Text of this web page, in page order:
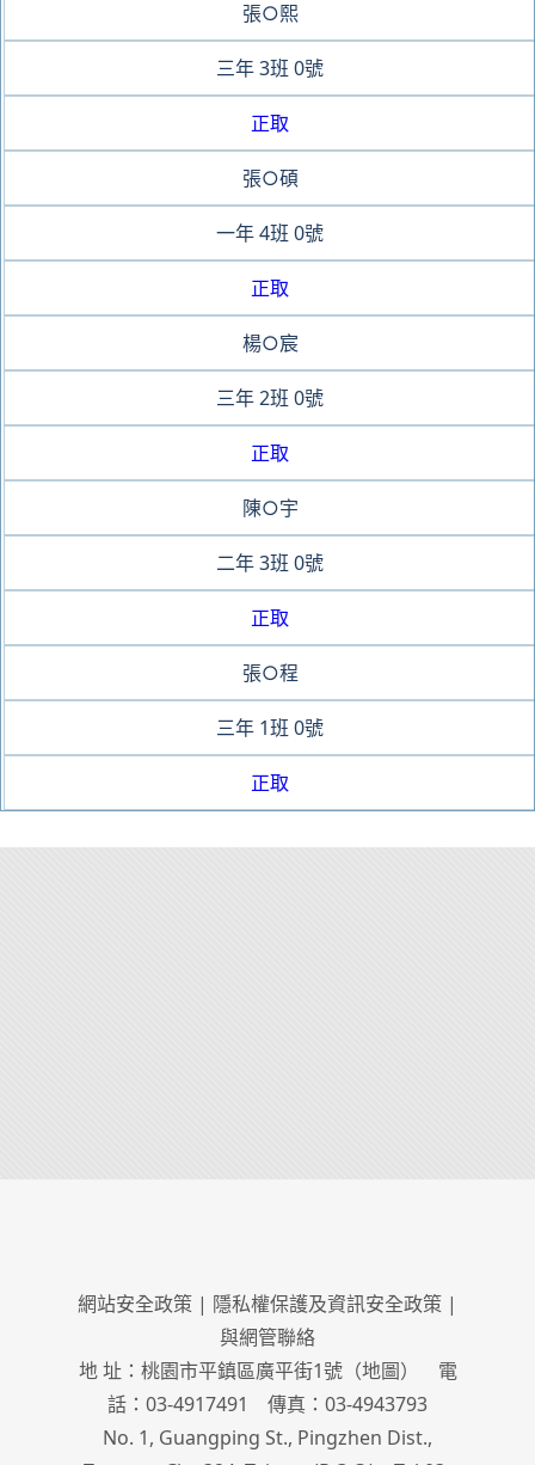
張○熙
三年3班 0號
正取
張○碩
一年4班 0號
正取
楊○宸
三年2班 0號
正取
陳○宇
二年3班 0號
正取
張○程
三年 1班 0號
正取
網站安全政策 | 隱私權保護及資訊安全政策 |
與網管聯絡
地 址：桃園市平鎮區廣平街1號（地圖） 電
話：03-4917491 傳真：03-4943793
No. 1, Guangping St., Pingzhen Dist.,